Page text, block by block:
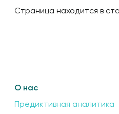
Страница находится в
О нас
Предиктивная аналитика